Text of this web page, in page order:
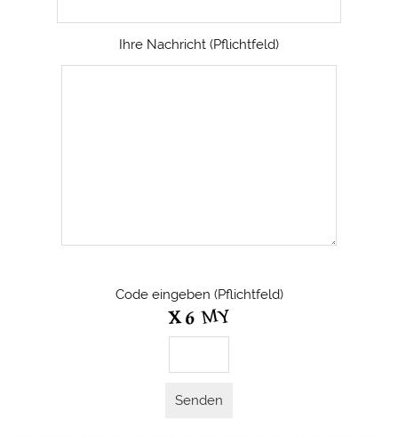
Ihre Nachricht (Pflichtfeld)
Code eingeben (Pflichtfeld)